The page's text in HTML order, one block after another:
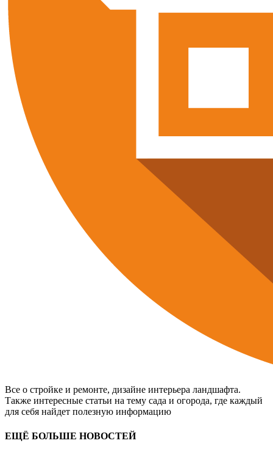
Все о стройке и ремонте, дизайне интерьера ландшафта.
Также интересные статьи на тему сада и огорода, где каждый
для себя найдет полезную информацию
ЕЩЁ БОЛЬШЕ НОВОСТЕЙ